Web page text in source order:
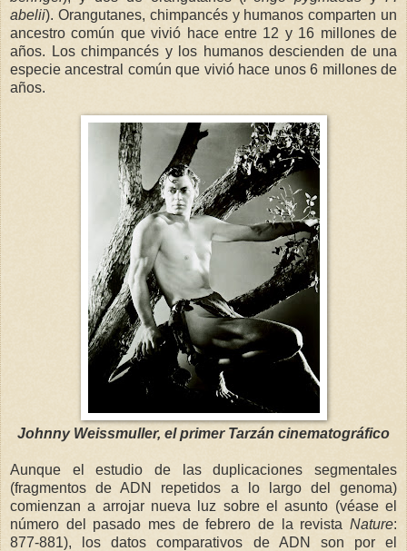
abelii). Orangutanes, chimpancés y humanos comparten un
ancestro común que vivió hace entre 12 y 16 millones de
años. Los chimpancés y los humanos descienden de una
especie ancestral común que vivió hace unos 6 millones de
años.
Johnny Weissmuller, el primer Tarzán cinematográfico
Aunque el estudio de las duplicaciones segmentales
(fragmentos de ADN repetidos a lo largo del genoma)
comienzan a arrojar nueva luz sobre el asunto (véase el
número del pasado mes de febrero de la revista Nature:
877-881), los datos comparativos de ADN son por el